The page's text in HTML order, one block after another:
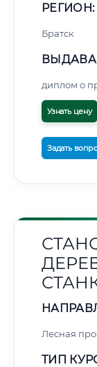
РЕГИОН:
Братск
диплом о
Узнать цену
Задать
Лесная
ТИП